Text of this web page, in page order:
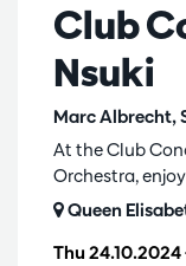
Club
Nsuki
Marc Albrecht,
Thu 24.10.2024
At the Club
Orchestra,
Queen